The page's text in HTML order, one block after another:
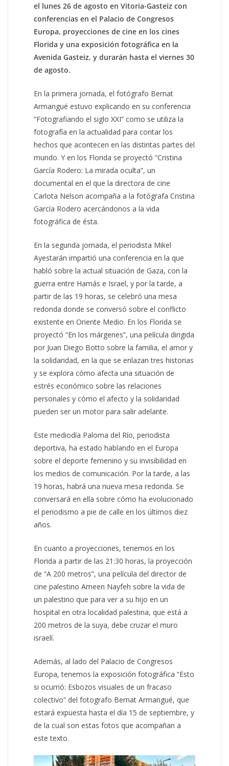
el lunes 26 de agosto en Vitoria-Gasteiz con
conferencias en el Palacio de Congresos
Europa, proyecciones de cine en los cines
Florida y una exposición fotográfica en la
Avenida Gasteiz, y durarán hasta el viernes 30
de agosto.
En la primera jornada, el fotógrafo Bernat
Armangué estuvo explicando en su conferencia
“Fotografiando el siglo XXI” como se utiliza la
fotografía en la actualidad para contar los
hechos que acontecen en las distintas partes del
mundo. Y en los Florida se proyectó “Cristina
García Rodero: La mirada oculta”, un
documental en el que la directora de cine
Carlota Nelson acompaña a la fotógrafa Cristina
García Rodero acercándonos a la vida
fotográfica de ésta.
En la segunda jornada, el periodista Mikel
Ayestarán impartió una conferencia en la que
habló sobre la actual situación de Gaza, con la
guerra entre Hamás e Israel, y por la tarde, a
partir de las 19 horas, se celebró una mesa
redonda donde se conversó sobre el conflicto
existente en Oriente Medio. En los Florida se
proyectó “En los márgenes”, una película dirigida
por Juan Diego Botto sobre la familia, el amor y
la solidaridad, en la que se enlazan tres historias
y se explora cómo afecta una situación de
estrés económico sobre las relaciones
personales y cómo el afecto y la solidaridad
pueden ser un motor para salir adelante.
Este mediodía Paloma del Río, periodista
deportiva, ha estado hablando en el Europa
sobre el deporte femenino y su invisibilidad en
los medios de comunicación. Por la tarde, a las
19 horas, habrá una nueva mesa redonda. Se
conversará en ella sobre cómo ha evolucionado
el periodismo a pie de calle en los últimos diez
años.
En cuanto a proyecciones, tenemos en los
Florida a partir de las 21:30 horas, la proyección
de “A 200 metros”, una película del director de
cine palestino Ameen Nayfeh sobre la vida de
un palestino que para ver a su hijo en un
hospital en otra localidad palestina, que está a
200 metros de la suya, debe cruzar el muro
israelí.
Además, al lado del Palacio de Congresos
Europa, tenemos la exposición fotográfica “Esto
si ocurrió: Esbozos visuales de un fracaso
colectivo” del fotografo Bernat Armangué, que
estará expuesta hasta el día 15 de septiembre, y
de la cual son estas fotos que acompañan a
este texto.